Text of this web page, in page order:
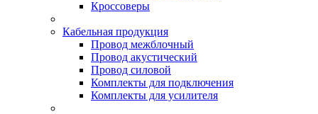
Кроссоверы
Кабельная продукция
Провод межблочный
Провод акустический
Провод силовой
Комплекты для подключения
Комплекты для усилителя